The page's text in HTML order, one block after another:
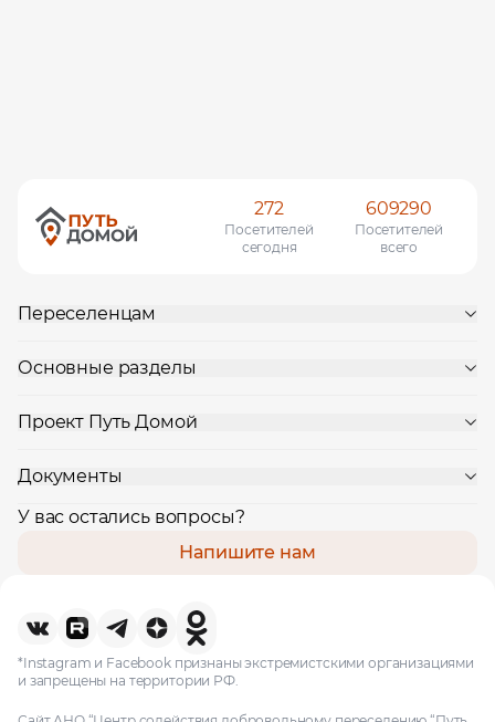
272
Посетителей
сегодня
609290
Посетителей
всего
Переселенцам
Основные разделы
Проект Путь Домой
Документы
У вас остались вопросы?
Напишите нам
*Instagram и Facebook признаны экстремистскими организациями
и запрещены на территории РФ.